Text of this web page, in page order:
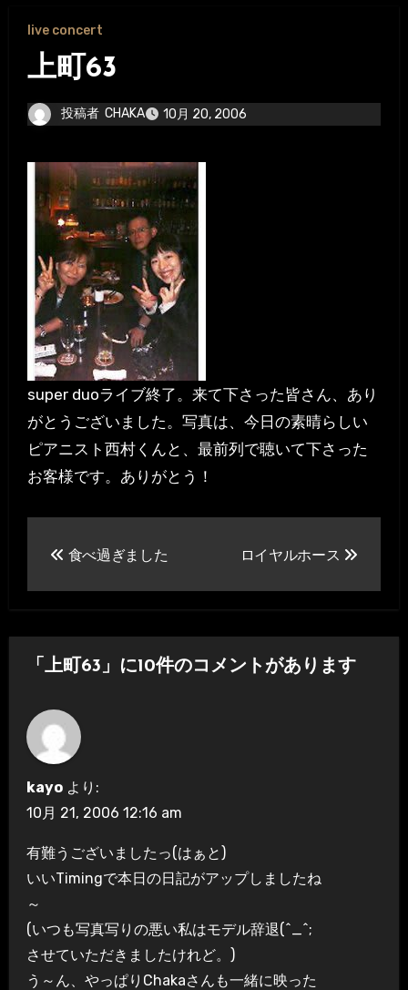
live concert
上町63
投稿者 CHAKA 10月 20, 2006
super duoライブ終了。来て下さった皆さん、あり
がとうございました。写真は、今日の素晴らしい
ピアニスト西村くんと、最前列で聴いて下さった
お客様です。ありがとう！
ビ
ー
シ
ョ
食べ過ぎました ロイヤルホース
「上町63」に10件のコメントがあります
kayo より:
10月 21, 2006 12:16 am
有難うございましたっ(はぁと)
いいTimingで本日の日記がアップしましたね
～
(いつも写真写りの悪い私はモデル辞退(^_^;
させていただきましたけれど。)
う～ん、やっぱりChakaさんも一緒に映った